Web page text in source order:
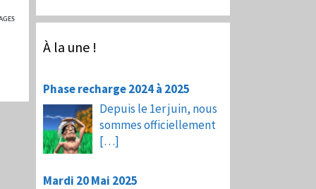
À la une !
Phase recharge 2024 à 2025
Depuis le 1er juin, nous
sommes officiellement
[…]
Mardi 20 Mai 2025